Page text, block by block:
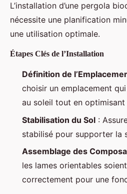
L’installation d’une pergola
nécessite une planification
une utilisation optimale.
Étapes Clés de l’Installation
Définition de
choisir un emplacement
au soleil tout en optimisant
Stabilisation du Sol :
stabilisé pour supporter la
Assemblage des
les lames orientables
correctement pour une